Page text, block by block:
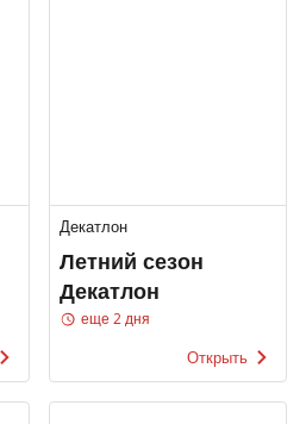
Декатлон
Летний сезон
Декатлон
еще 2 дня
Открыть